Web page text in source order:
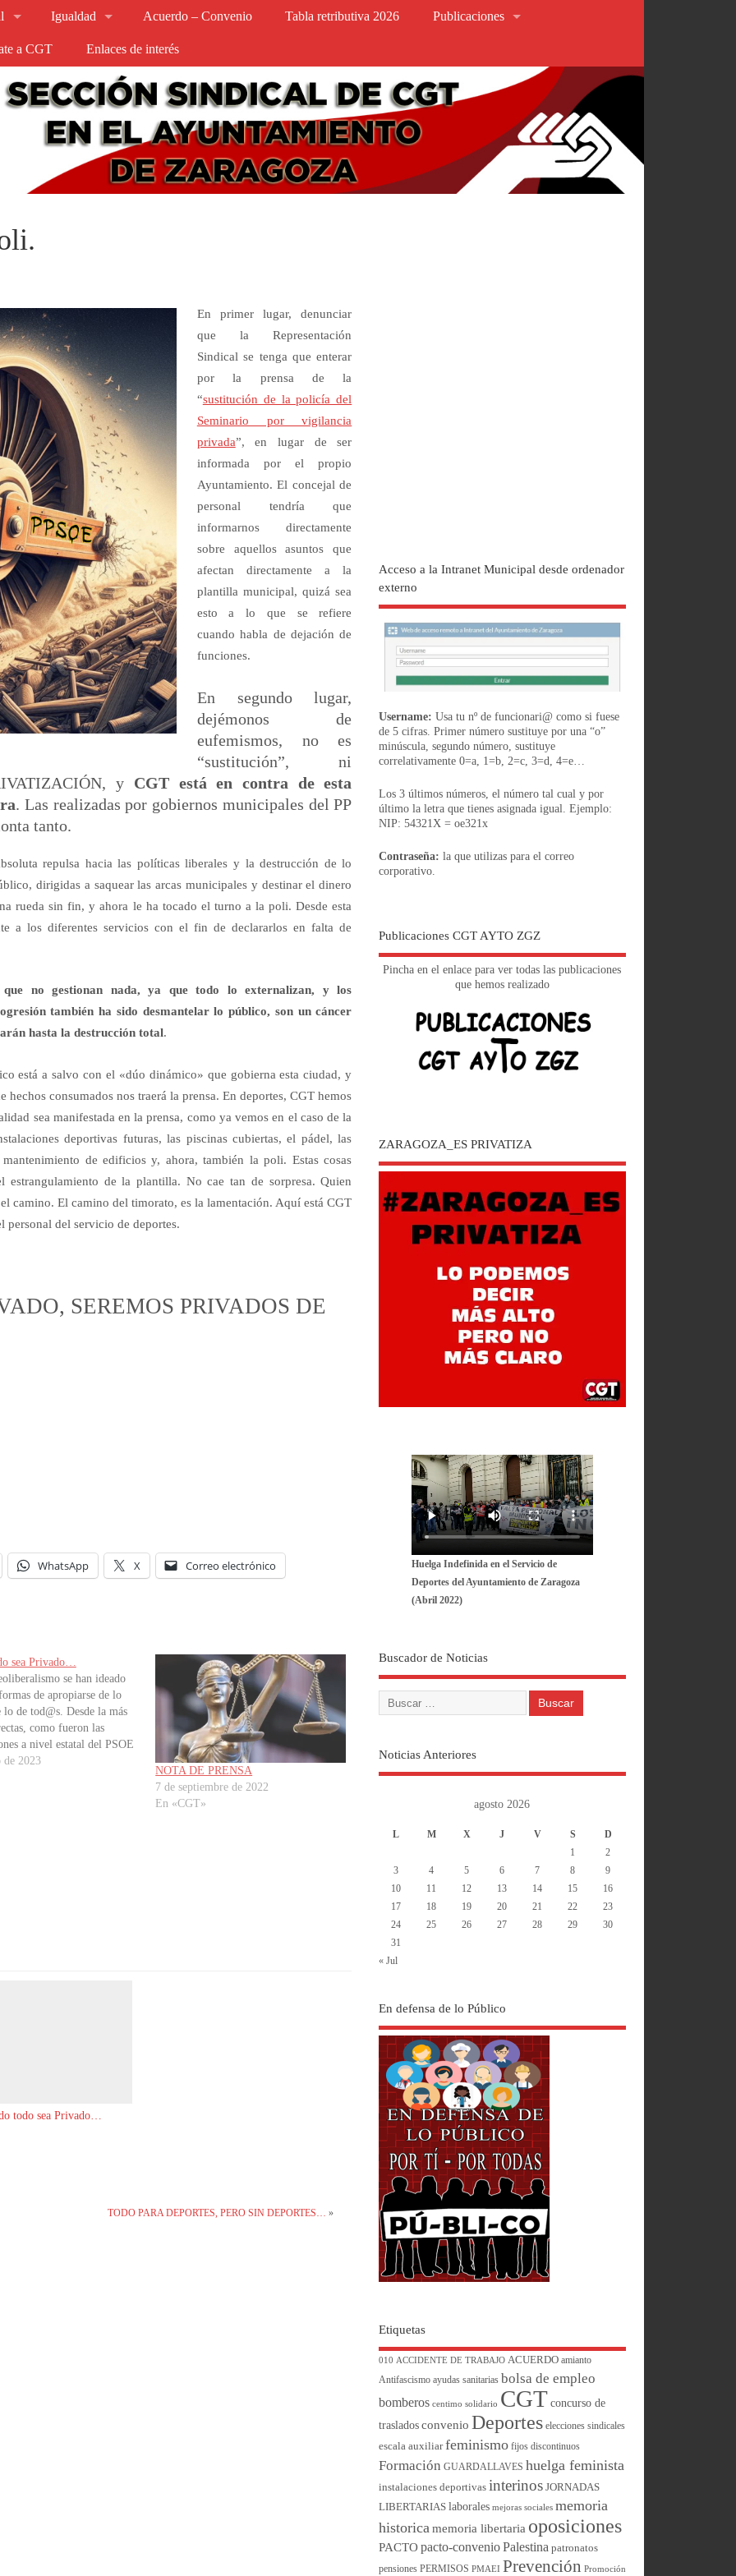
Igualdad Acuerdo – Convenio Tabla retributiva 2026 Publicaciones
a CGT Enlaces de interés
En primer lugar, denunciar
que la Representación
Sindical se tenga que enterar
por la prensa de la
“sustitución de la policía del
Seminario por vigilancia
privada”, en lugar de ser
informada por el propio
Ayuntamiento. El concejal de
personal tendría que
informarnos directamente
sobre aquellos asuntos que
afectan directamente a la
plantilla municipal, quizá sea
esto a lo que se refiere
cuando habla de dejación de
funciones.
En segundo lugar,
dejémonos de
eufemismos, no es
“sustitución”, ni
y CGT está en contra de esta
. Las realizadas por gobiernos municipales del PP
tanto.
repulsa hacia las políticas liberales y la destrucción de lo
dirigidas a saquear las arcas municipales y destinar el dinero
rueda sin fin, y ahora le ha tocado el turno a la poli. Desde esta
a los diferentes servicios con el fin de declararlos en falta de
que no gestionan nada, ya que todo lo externalizan, y los
también ha sido desmantelar lo público, son un cáncer
hasta la destrucción total.
está a salvo con el «dúo dinámico» que gobierna esta ciudad, y
consumados nos traerá la prensa. En deportes, CGT hemos
sea manifestada en la prensa, como ya vemos en el caso de la
deportivas futuras, las piscinas cubiertas, el pádel, las
de edificios y, ahora, también la poli. Estas cosas
de la plantilla. No cae tan de sorpresa. Quien
camino. El camino del timorato, es la lamentación. Aquí está CGT
personal del servicio de deportes.
SEREMOS PRIVADOS DE
WhatsApp X Correo electrónico
sea Privado…
se han ideado
de apropiarse de lo
de tod@s. Desde la más
como fueron las
a nivel estatal del PSOE
Telefónica, Endesa
cómo pagamos ahora la
de 2023
NOTA DE PRENSA
7 de septiembre de 2022
En «CGT»
todo sea Privado…
TODO PARA DEPORTES, PERO SIN DEPORTES… »
Acceso a la Intranet Municipal desde ordenador
externo
Username: Usa tu nº de funcionari@ como si fuese
de 5 cifras. Primer número sustituye por una “o”
minúscula, segundo número, sustituye
correlativamente 0=a, 1=b, 2=c, 3=d, 4=e…
Los 3 últimos números, el número tal cual y por
último la letra que tienes asignada igual. Ejemplo:
NIP: 54321X = oe321x
Contraseña: la que utilizas para el correo
corporativo.
Publicaciones CGT AYTO ZGZ
Pincha en el enlace para ver todas las publicaciones
que hemos realizado
ZARAGOZA_ES PRIVATIZA
Huelga Indefinida en el Servicio de
Deportes del Ayuntamiento de Zaragoza
(Abril 2022)
Buscador de Noticias
Noticias Anteriores
agosto 2026
L M X J V S
D
1
2
3
4 5 6 7 8
9
10
11 12 13 14 15
16
17
18 19 20 21 22
23
24
25 26 27 28 29
30
31
« Jul
En defensa de lo Público
Etiquetas
010 ACCIDENTE DE TRABAJO ACUERDO amianto
Antifascismo ayudas sanitarias bolsa de empleo
bomberos centimo solidario CGT concurso de
traslados convenio Deportes elecciones sindicales
escala auxiliar feminismo fijos discontinuos
Formación GUARDALLAVES huelga feminista
instalaciones deportivas interinos JORNADAS
LIBERTARIAS laborales mejoras sociales memoria
historica memoria libertaria oposiciones
PACTO pacto-convenio Palestina patronatos
pensiones PERMISOS PMAEI Prevención Promoción